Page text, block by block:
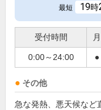
最短 19時
受付時間 月
0:00～24:00 ●
その他
急な発熱、悪天候など